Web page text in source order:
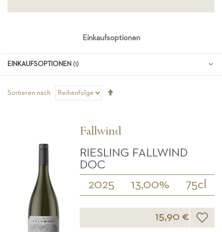
Sortieren nach
Fallwind
RIESLING FALLWIND
DOC
2025 13,00% 75cl
15,90 €
Einkaufsoptionen
EINKAUFSOPTIONEN